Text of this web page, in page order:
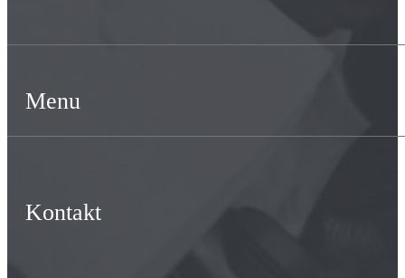
Menu
Kontakt